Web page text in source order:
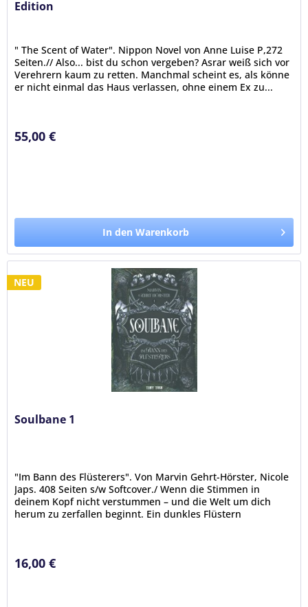
Edition
" The Scent of Water". Nippon Novel von Anne Luise P,272
Seiten.// Also... bist du schon vergeben? Asrar weiß sich vor
Verehrern kaum zu retten. Manchmal scheint es, als könne
er nicht einmal das Haus verlassen, ohne einem Ex zu...
55,00 €
In den Warenkorb
NEU
Soulbane 1
"Im Bann des Flüsterers". Von Marvin Gehrt-Hörster, Nicole
Japs. 408 Seiten s/w Softcover./ Wenn die Stimmen in
deinem Kopf nicht verstummen – und die Welt um dich
herum zu zerfallen beginnt. Ein dunkles Flüstern
16,00 €